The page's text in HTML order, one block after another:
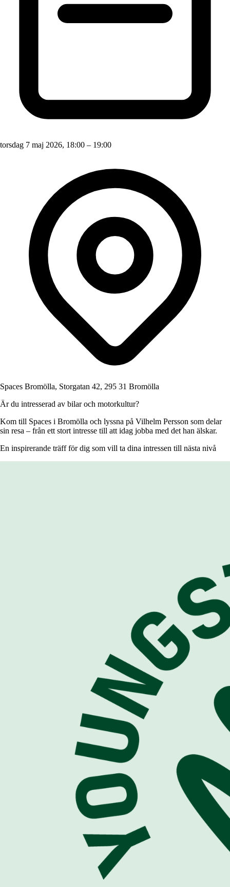
torsdag 7 maj 2026, 18:00 – 19:00
Spaces Bromölla, Storgatan 42, 295 31 Bromölla
Är du intresserad av bilar och motorkultur?
Kom till Spaces i Bromölla och lyssna på Vilhelm Persson som delar
sin resa – från ett stort intresse till att idag jobba med det han älskar.
En inspirerande träff för dig som vill ta dina intressen till nästa nivå